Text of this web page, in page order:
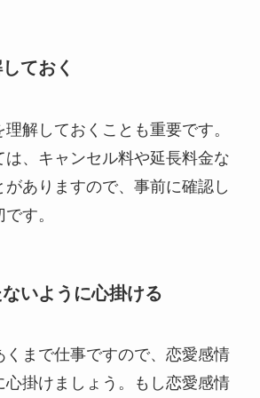
ておく
解しておくことも重要です。
は、キャンセル料や延長料金な
がありますので、事前に確認し
す。
いように心掛ける
くまで仕事ですので、恋愛感情
心掛けましょう。もし恋愛感情